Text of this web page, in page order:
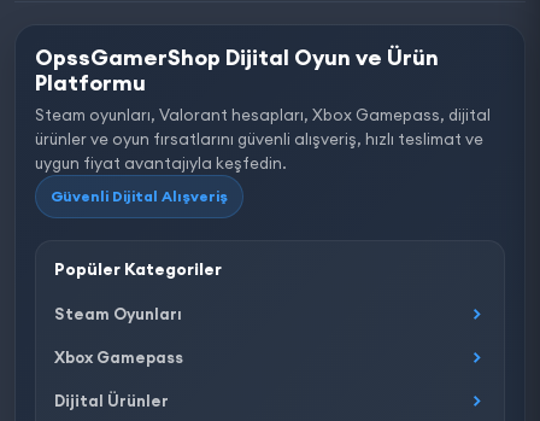
OpssGamerShop Dijital Oyun ve Ürün
Platformu
Steam oyunları, Valorant hesapları, Xbox Gamepass, dijital
ürünler ve oyun fırsatlarını güvenli alışveriş, hızlı teslimat ve
uygun fiyat avantajıyla keşfedin.
Güvenli Dijital Alışveriş
Popüler Kategoriler
Steam Oyunları
Xbox Gamepass
Dijital Ürünler